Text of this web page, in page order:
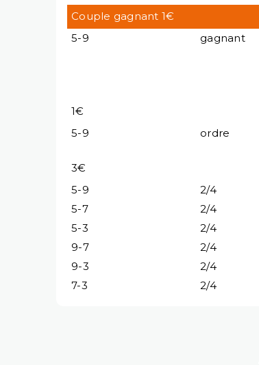
Couple gagnant 1€
5-9
gagnant
1€
5-9
ordre
3€
5-9
2/4
5-7
2/4
5-3
2/4
9-7
2/4
9-3
2/4
7-3
2/4